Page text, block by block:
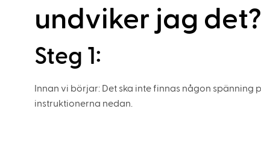
undviker jag det?
Steg 1:
Innan vi börjar: Det ska inte finnas någon
instruktionerna nedan.